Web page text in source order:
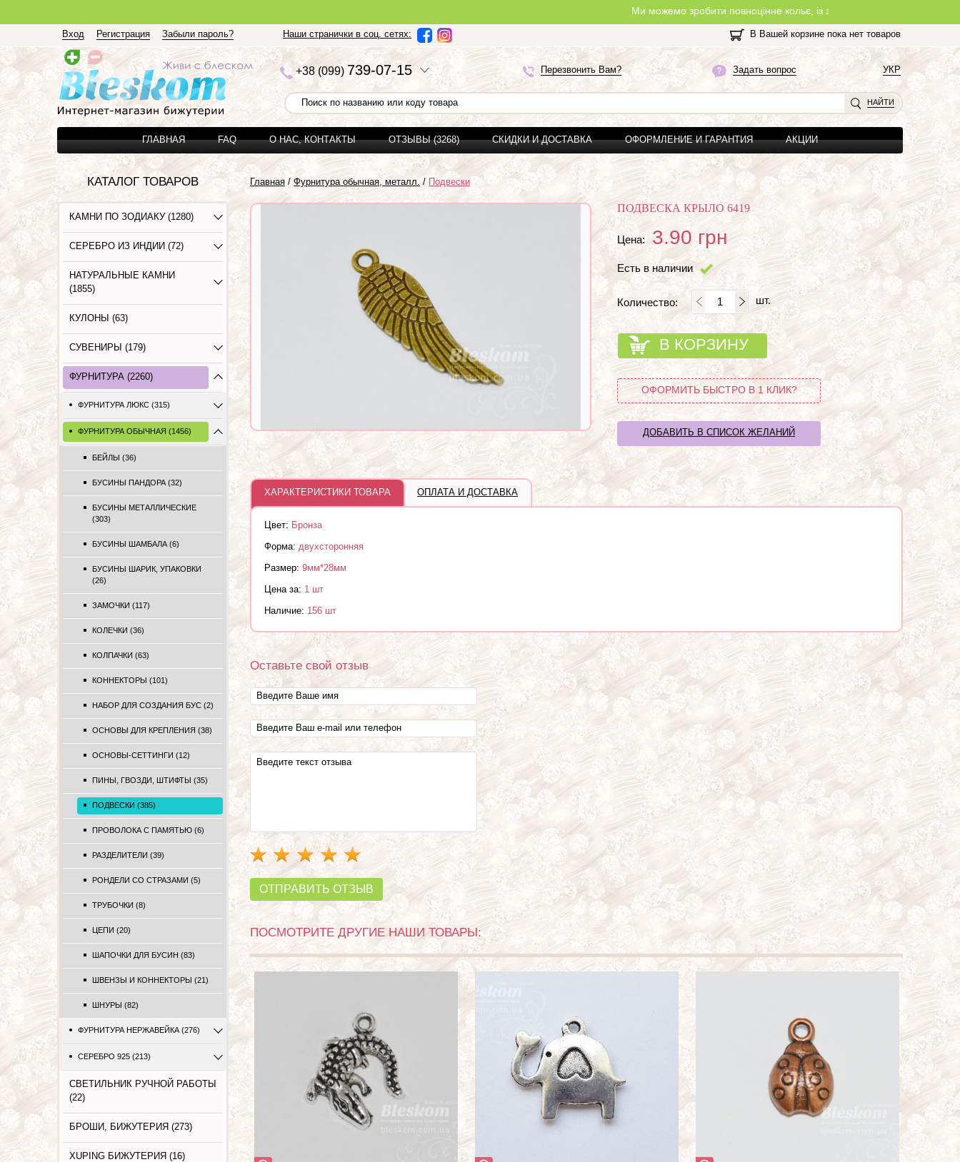
Ми можемо зробити повноцінне кольє, із замочком, з будь-якої нитки, яку
Вход Регистрация Забыли пароль? Наши странички в соц. сетях: В Вашей корзине пока нет товаров
+38 (099)739-07-15 Задать вопрос
Перезвонить Вам? УКР
НАЙТИ
ГЛАВНАЯ FAQ О НАС, КОНТАКТЫ ОТЗЫВЫ (3268) СКИДКИ И ДОСТАВКА ОФОРМЛЕНИЕ И ГАРАНТИЯ АКЦИИ
КАТАЛОГ ТОВАРОВ
КАМНИ ПО ЗОДИАКУ (1280)
СЕРЕБРО ИЗ ИНДИИ (72)
НАТУРАЛЬНЫЕ КАМНИ
(1855)
КУЛОНЫ (63)
СУВЕНИРЫ (179)
ФУРНИТУРА (2260)
ФУРНИТУРА ЛЮКС (315)
ФУРНИТУРА ОБЫЧНАЯ (1456)
БЕЙЛЫ (36)
БУСИНЫ ПАНДОРА (32)
БУСИНЫ МЕТАЛЛИЧЕСКИЕ
(303)
БУСИНЫ ШАМБАЛА (6)
БУСИНЫ ШАРИК, УПАКОВКИ
(26)
ЗАМОЧКИ (117)
КОЛЕЧКИ (36)
КОЛПАЧКИ (63)
КОННЕКТОРЫ (101)
НАБОР ДЛЯ СОЗДАНИЯ БУС (2)
ОСНОВЫ ДЛЯ КРЕПЛЕНИЯ (38)
ОСНОВЫ-СЕТТИНГИ (12)
ПИНЫ, ГВОЗДИ, ШТИФТЫ (35)
ПОДВЕСКИ (385)
ПРОВОЛОКА С ПАМЯТЬЮ (6)
РАЗДЕЛИТЕЛИ (39)
РОНДЕЛИ СО СТРАЗАМИ (5)
ТРУБОЧКИ (8)
ЦЕПИ (20)
ШАПОЧКИ ДЛЯ БУСИН (83)
ШВЕНЗЫ И КОННЕКТОРЫ (21)
ШНУРЫ (82)
ФУРНИТУРА НЕРЖАВЕЙКА (276)
СЕРЕБРО 925 (213)
СВЕТИЛЬНИК РУЧНОЙ РАБОТЫ
(22)
БРОШИ, БИЖУТЕРИЯ (273)
XUPING БИЖУТЕРИЯ (16)
Главная / Фурнитура обычная, металл. / Подвески
ПОДВЕСКА КРЫЛО 6419
Цена: 3.90грн
Есть в наличии
Количество: шт.
В КОРЗИНУ
ОФОРМИТЬ БЫСТРО В 1 КЛИК?
ДОБАВИТЬ В СПИСОК ЖЕЛАНИЙ
ХАРАКТЕРИСТИКИ ТОВАРА ОПЛАТА И ДОСТАВКА
Цвет: Бронза
Форма: двухсторонняя
Размер: 9мм*28мм
Цена за: 1 шт
Наличие: 156 шт
Оставьте свой отзыв
ОТПРАВИТЬ ОТЗЫВ
ПОСМОТРИТЕ ДРУГИЕ НАШИ ТОВАРЫ: